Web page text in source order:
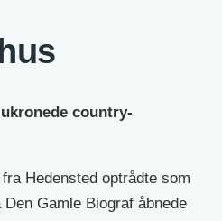
country-
Hedensted optrådte som
Gamle Biograf åbnede